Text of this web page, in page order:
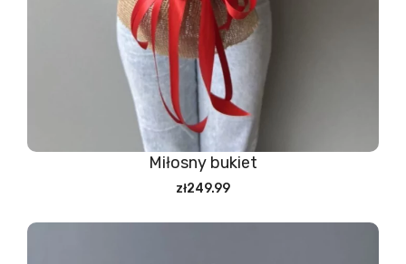
Miłosny bukiet
zł249.99